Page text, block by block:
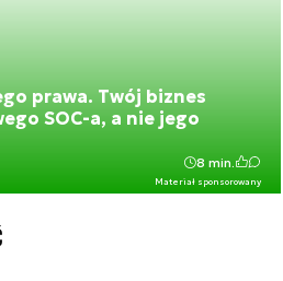
prawa. Twój biznes
SOC-a, a nie jego
Materiał sponsorowany
8 min.